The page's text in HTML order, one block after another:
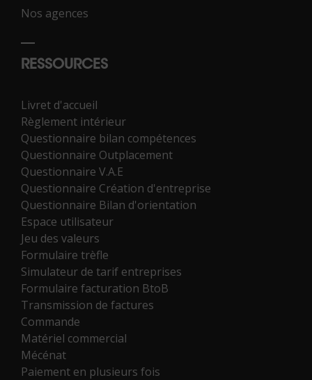
Nos agences
RESSOURCES
Livret d'accueil
Règlement intérieur
Questionnaire bilan compétences
Questionnaire Outplacement
Questionnaire V.A.E
Questionnaire Création d'entreprise
Questionnaire Bilan d'orientation
Espace utilisateur
Jeu des valeurs
Formulaire trèfle
Simulateur de tarif entreprises
Formulaire facturation BtoB
Transmission de factures
Commande
Matériel commercial
Mécénat
Paiement en plusieurs fois